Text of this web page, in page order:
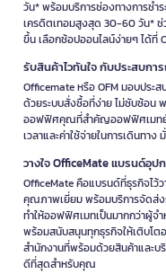
เรามีบริการจัดส่งรวดเร็วทั่ว
มากมาย พร้อมช่องทางการสั่
ได้ง่ายเพียงปลายนิ้ว
สั่งซื้อชุด PPE กับOFMวันนี้
รับ พร้อมรับสิทธิพิเศษเครดิ
โปรโมชั่นและข้อเสนอพิเศษเ
https://www.ofm.co.th/
*เงื่อนไขเป็นไปตามที่บริษัทฯ
วัน* พร้อมบริการช่องทางการชำ
เครดิตเทอมสูงสุด 30-60 วัน*
ขึ้น เลือกช้อปออนไลน์ง่ายๆ ได้ที่
รับสินค้าไวทันใจ กับประสบก
Officemate หรือ OFM มอบประ
ด้วยระบบสั่งซื้อที่ง่าย ไม่ซับซ้อน
ออฟฟิศคุณที่สำคัญออฟฟิศเมทยั
เวลาและค่าใช้จ่ายในการเดินทา
วางใจ OfficeMate แบรนด์อุ
OfficeMate คือแบรนด์ที่ธุรกิจไว้
คุณภาพเยี่ยม พร้อมบริการจัดส่ง
ทำให้ออฟฟิศเมทเป็นมากกว่าผู้จ
พร้อมสนับสนุนทุกธุรกิจให้เติบโ
สำนักงานที่พร้อมด้วยสินค้าและบริ
ดีที่สุดสำหรับคุณ